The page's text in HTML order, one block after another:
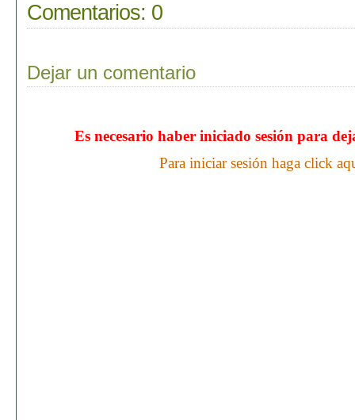
Comentarios: 0
Dejar un comentario
Es necesario haber iniciado sesión para
Para iniciar sesión haga click